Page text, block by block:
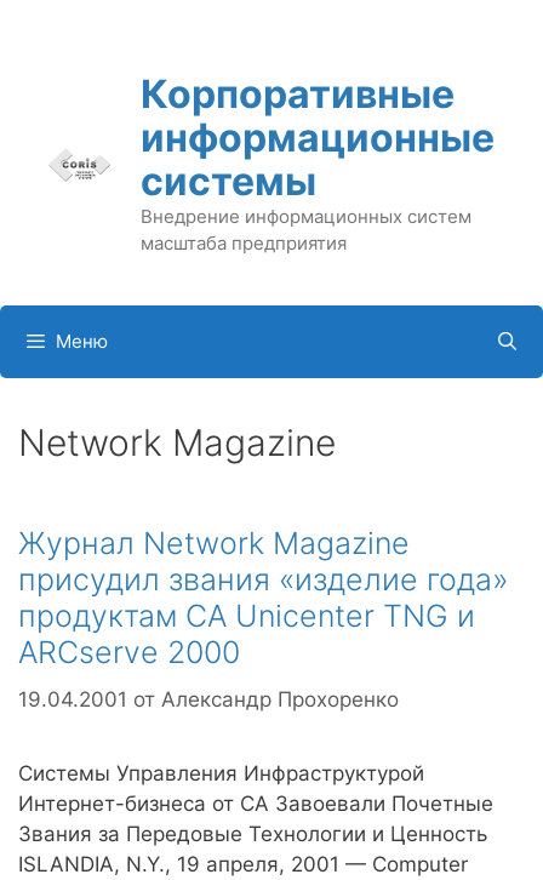
Корпоративные
информационные
системы
Внедрение информационных систем
масштаба предприятия
Меню
Network Magazine
Журнал Network Magazine
присудил звания «изделие года»
продуктам CA Unicenter TNG и
ARCserve 2000
19.04.2001 от Александр Прохоренко
Системы Управления Инфраструктурой
Интернет-бизнеса от CA Завоевали Почетные
Звания за Передовые Технологии и Ценность
ISLANDIA, N.Y., 19 апреля, 2001 — Computer